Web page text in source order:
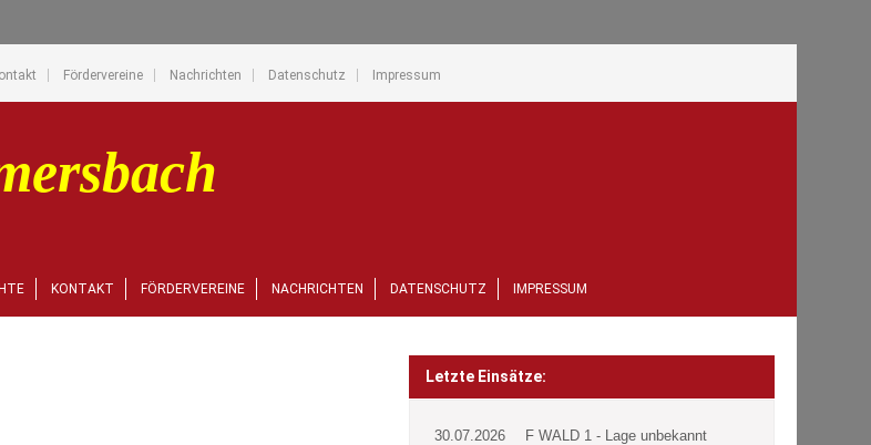
Fördervereine Nachrichten Datenschutz Impressum
KONTAKT FÖRDERVEREINE NACHRICHTEN DATENSCHUTZ IMPRESSUM
Letzte Einsätze:
30.07.2026
F WALD 1 - Lage unbekannt